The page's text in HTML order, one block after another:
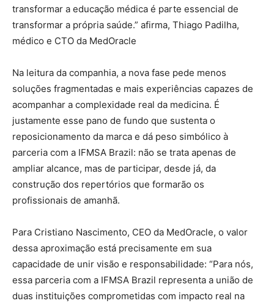
transformar a educação médica é parte essencial de
transformar a própria saúde.” afirma, Thiago Padilha,
médico e CTO da MedOracle
Na leitura da companhia, a nova fase pede menos
soluções fragmentadas e mais experiências capazes de
acompanhar a complexidade real da medicina. É
justamente esse pano de fundo que sustenta o
reposicionamento da marca e dá peso simbólico à
parceria com a IFMSA Brazil: não se trata apenas de
ampliar alcance, mas de participar, desde já, da
construção dos repertórios que formarão os
profissionais de amanhã.
Para Cristiano Nascimento, CEO da MedOracle, o valor
dessa aproximação está precisamente em sua
capacidade de unir visão e responsabilidade: “Para nós,
essa parceria com a IFMSA Brazil representa a união de
duas instituições comprometidas com impacto real na